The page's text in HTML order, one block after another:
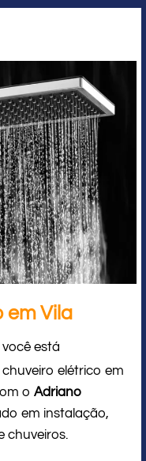
em Vila
você está
elétrico em
o Adriano
em instalação,
chuveiros.